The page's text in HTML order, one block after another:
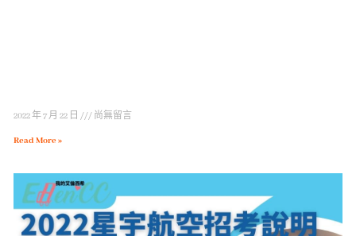
2022 年 7 月 22 日 尚無留言
Read More »